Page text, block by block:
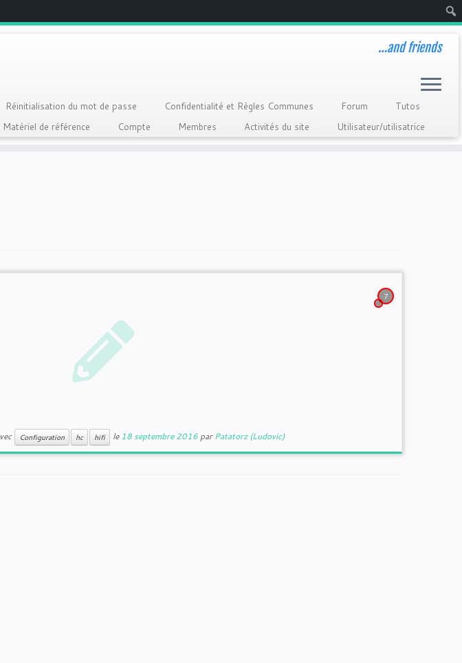
…and friends
Réinitialisation du mot de passe Confidentialité et Règles Communes Forum
Tutos
Matériel de référence Compte Membres Activités du site Utilisateur/utilisatrice
7
Configuration hc hifi le18 septembre 2016 parPatatorz (Ludovic)